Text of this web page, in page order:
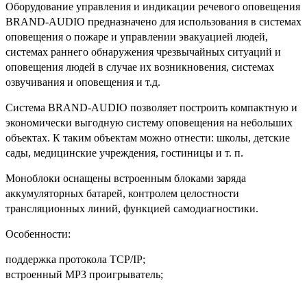
Оборудование управления и индикации речевого оповещения
BRAND-AUDIO предназначено для использования в системах
оповещения о пожаре и управлении эвакуацией людей,
системах раннего обнаружения чрезвычайных ситуаций и
оповещения людей в случае их возникновения, системах
озвучивания и оповещения и т.д.
Система BRAND-AUDIO позволяет построить компактную и
экономически выгодную систему оповещения на небольших
объектах. К таким объектам можно отнести: школы, детские
сады, медицинские учреждения, гостиницы и т. п.
Моноблоки оснащены встроенным блоками заряда
аккумуляторных батарей, контролем целостности
трансляционных линий, функцией самодиагностики.
Особенности:
поддержка протокола TCP/IP;
встроенный MP3 проигрыватель;